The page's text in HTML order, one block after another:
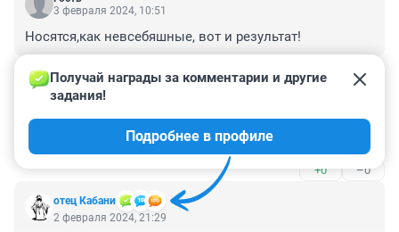
3 февраля 2024, 10:51
Носятся,как невсебяшные, вот и результат!
Гость
Не осталось шоферов, только водители
+0 –0
отец Кабани
Получай награды за комментарии и другие
задания!
Подробнее в профиле
2 февраля 2024, 21:29